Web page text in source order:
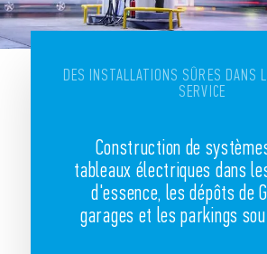
DES INSTALLATIONS SÛRES DANS
SERVICE
Construction de
tableaux électriques dans
d'essence, les dépôts de
garages et les parkings